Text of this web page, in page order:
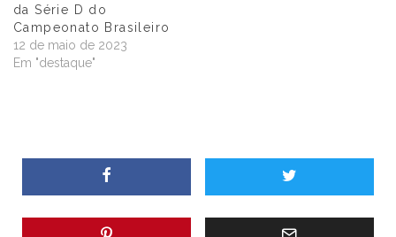
da Série D do
Campeonato Brasileiro
12 de maio de 2023
Em "destaque"